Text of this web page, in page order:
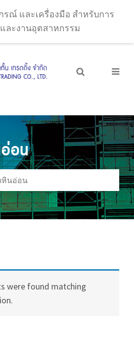
ณ์ และเครื่องมือ สำหรับการ
ละงานอุตสาหกรรม
อน
หินอ่อน
were found matching